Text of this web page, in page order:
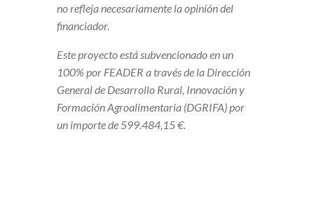
no refleja necesariamente la opinión del
financiador.
Este proyecto está subvencionado en un
100% por FEADER a través de la Dirección
General de Desarrollo Rural, Innovación y
Formación Agroalimentaria (DGRIFA) por
un importe de 599.484,15 €.